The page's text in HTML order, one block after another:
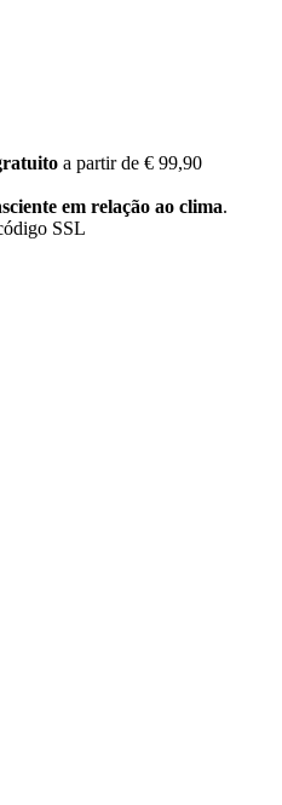
a partir de € 99,90
em relação ao clima.
SSL